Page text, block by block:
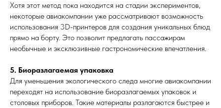
Хотя этот метод пока находится на стадии экспериментов,
некоторые авиакомпании уже рассматривают возможность
использования 3D-принтеров для создания уникальных блюд
прямо на борту. Это позволит предлагать пассажирам
необычные и эксклюзивные гастрономические впечатления.
5. Биоразлагаемая упаковка
Для уменьшения экологического следа многие авиакомпании
переходят на использование биоразлагаемых упаковок и
столовых приборов. Такие материалы разлагаются быстрее и